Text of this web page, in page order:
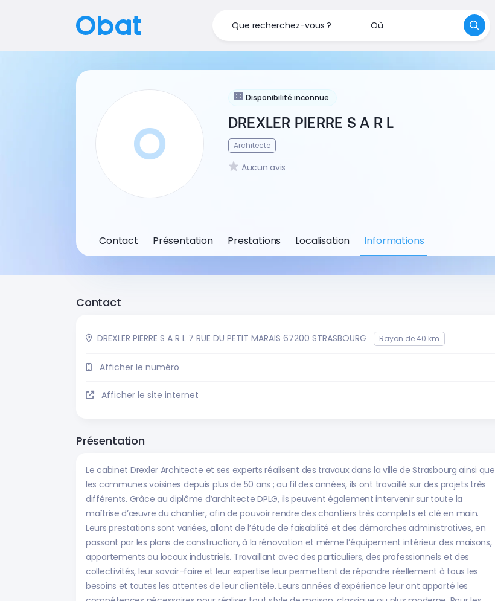
Que recherchez-vous ? Où
Disponibilité inconnue
DREXLER PIERRE S A R L
Architecte
Aucun avis
Contact Présentation Prestations Localisation Informations
Contact
DREXLER PIERRE S A R L 7 RUE DU PETIT MARAIS 67200 STRASBOURG Rayon de 40 km
Afficher le numéro
Afficher le site internet
Présentation
Le cabinet Drexler Architecte et ses experts réalisent des travaux dans la ville de Strasbourg ainsi que
les communes voisines depuis plus de 50 ans ; au fil des années, ils ont travaillé sur des projets très
différents. Grâce au diplôme d’architecte DPLG, ils peuvent également intervenir sur toute la
maîtrise d’œuvre du chantier, afin de pouvoir rendre des chantiers très complets et clé en main.
Leurs prestations sont variées, allant de l’étude de faisabilité et des démarches administratives, en
passant par les plans de construction, à la rénovation et même l’équipement intérieur des maisons,
appartements ou locaux industriels. Travaillant avec des particuliers, des professionnels et des
collectivités, leur savoir-faire et leur expertise leur permettent de répondre réellement à tous les
besoins et toutes les attentes de leur clientèle. Leurs années d’expérience leur ont apporté les